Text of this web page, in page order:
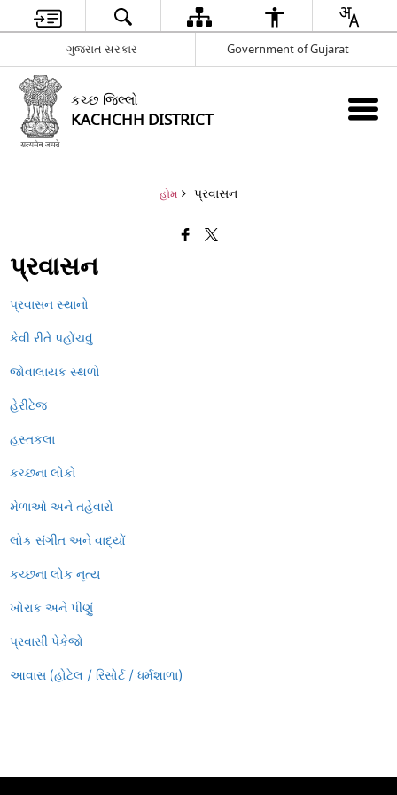
ગુજરાત સરકાર Government of Gujarat
કચ્છ જિલ્લો
KACHCHH DISTRICT
હોમ પ્રવાસન
પ્રવાસન
પ્રવાસન સ્થાનો
કેવી રીતે પહોંચવું
જોવાલાયક સ્થળો
હેરીટેજ
હસ્તકલા
કચ્છના લોકો
મેળાઓ અને તહેવારો
લોક સંગીત અને વાદ્યોં
કચ્છના લોક નૃત્ય
ખોરાક અને પીણું
પ્રવાસી પેકેજો
આવાસ (હોટેલ / રિસોર્ટ / ધર્મશાળા)